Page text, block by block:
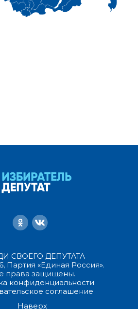
СВОЕГО ДЕПУТАТА
Партия «Единая Россия».
права защищены.
конфиденциальности
соглашение
Наверх